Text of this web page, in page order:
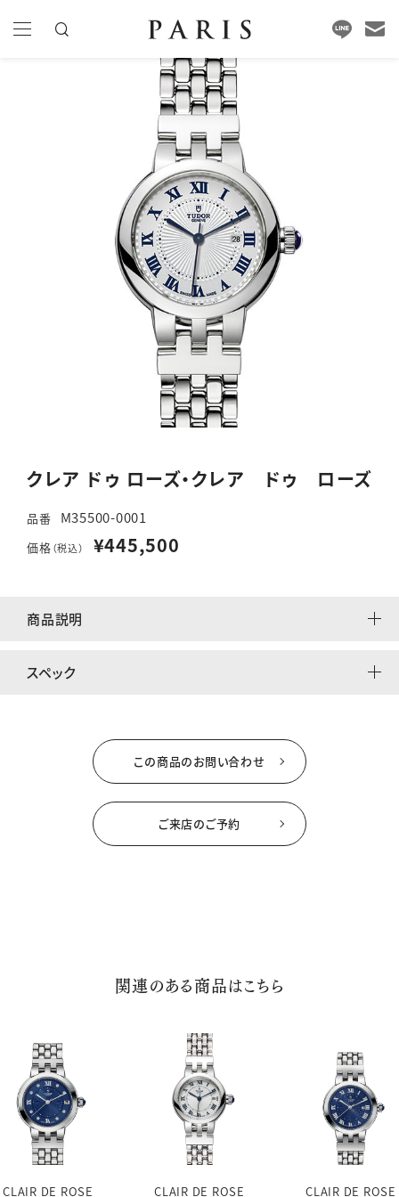
クレア ドゥ ローズ・クレア ドゥ ローズ
品番 M35500-0001
価格（税込） ¥445,500
商品説明
スペック
この商品のお問い合わせ
ご来店のご予約
関連のある商品はこちら
CLAIR DE ROSE CLAIR DE ROSE CLAIR DE ROSE